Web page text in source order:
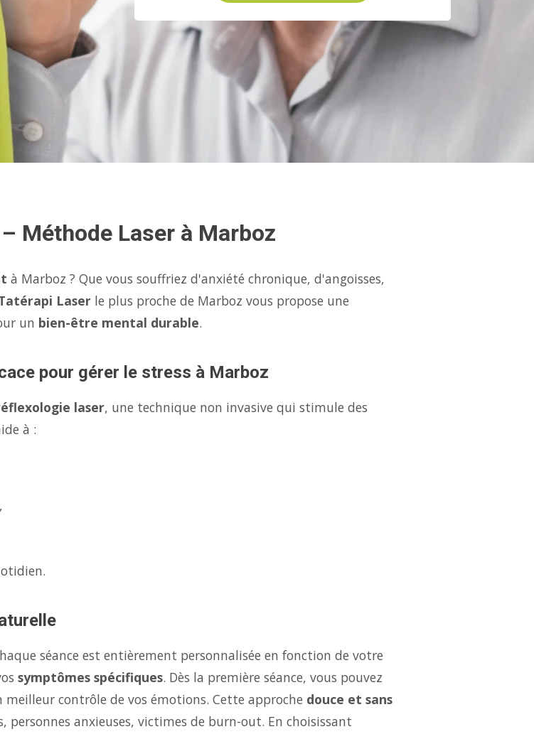
Méthode Laser à Marboz
à Marboz ? Que vous souffriez d'anxiété chronique, d'angoisses,
Laser le plus proche de Marboz vous propose une
un bien-être mental durable.
pour gérer le stress à Marboz
laser, une technique non invasive qui stimule des
à :
séance est entièrement personnalisée en fonction de votre
symptômes spécifiques. Dès la première séance, vous pouvez
meilleur contrôle de vos émotions. Cette approche douce et sans
personnes anxieuses, victimes de burn-out. En choisissant